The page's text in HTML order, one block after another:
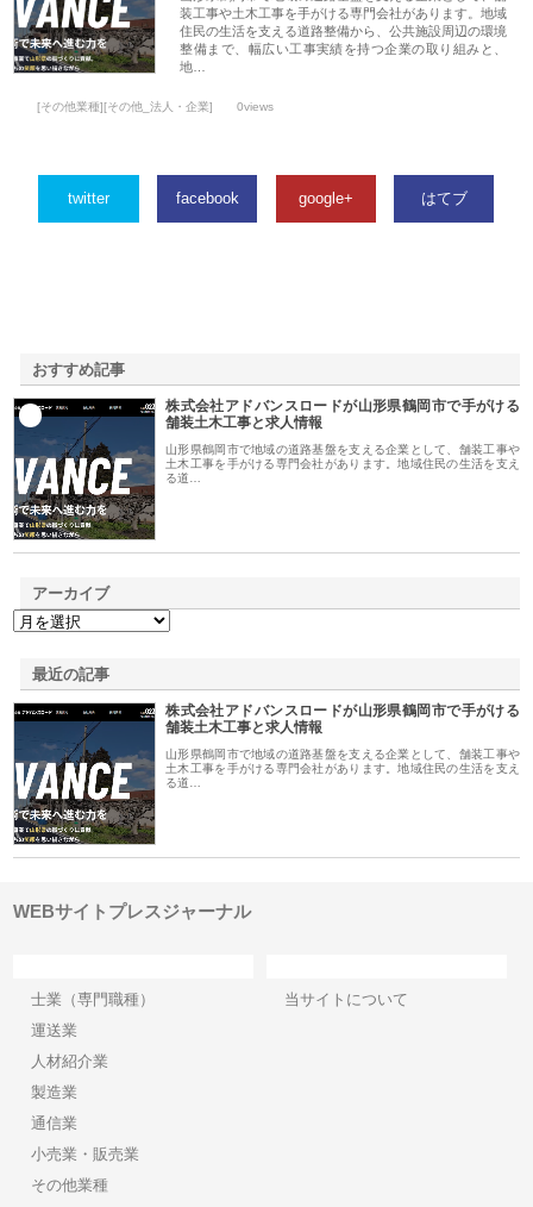
装工事や土木工事を手がける専門会社があります。地域
住民の生活を支える道路整備から、公共施設周辺の環境
整備まで、幅広い工事実績を持つ企業の取り組みと、
地…
[その他業種][その他_法人・企業] 0views
twitter facebook google+ はてブ
おすすめ記事
株式会社アドバンスロードが山形県鶴岡市で手がける
舗装土木工事と求人情報
山形県鶴岡市で地域の道路基盤を支える企業として、舗装工事や
土木工事を手がける専門会社があります。地域住民の生活を支え
る道…
アーカイブ
最近の記事
株式会社アドバンスロードが山形県鶴岡市で手がける
舗装土木工事と求人情報
山形県鶴岡市で地域の道路基盤を支える企業として、舗装工事や
土木工事を手がける専門会社があります。地域住民の生活を支え
る道…
WEBサイトプレスジャーナル
士業（専門職種）
運送業
人材紹介業
製造業
通信業
小売業・販売業
その他業種
当サイトについて